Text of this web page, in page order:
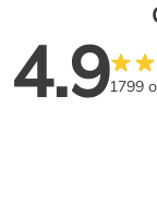
4.91799